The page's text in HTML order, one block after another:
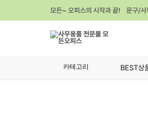
모든~ 오피스의 시작과 끝! 문구/사
카테고리 BEST상